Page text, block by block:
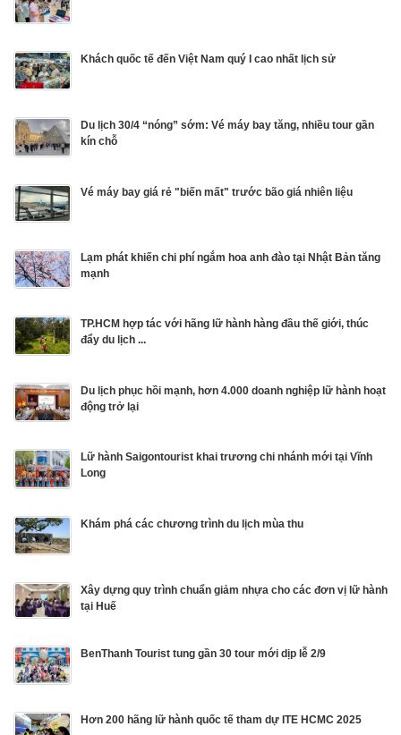
Khách quốc tế đến Việt Nam quý I cao nhất lịch sử
Du lịch 30/4 “nóng” sớm: Vé máy bay tăng, nhiều tour gần
kín chỗ
Vé máy bay giá rẻ "biến mất" trước bão giá nhiên liệu
Lạm phát khiến chi phí ngắm hoa anh đào tại Nhật Bản tăng
mạnh
TP.HCM hợp tác với hãng lữ hành hàng đầu thế giới, thúc
đẩy du lịch ...
Du lịch phục hồi mạnh, hơn 4.000 doanh nghiệp lữ hành hoạt
động trở lại
Lữ hành Saigontourist khai trương chi nhánh mới tại Vĩnh
Long
Khám phá các chương trình du lịch mùa thu
Xây dựng quy trình chuẩn giảm nhựa cho các đơn vị lữ hành
tại Huế
BenThanh Tourist tung gần 30 tour mới dịp lễ 2/9
Hơn 200 hãng lữ hành quốc tế tham dự ITE HCMC 2025